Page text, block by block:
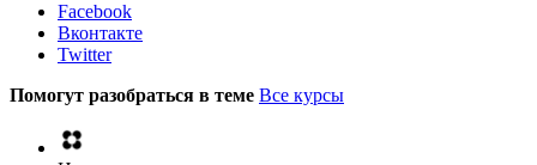
Facebook
Вконтакте
Twitter
Помогут разобраться в теме Все курсы